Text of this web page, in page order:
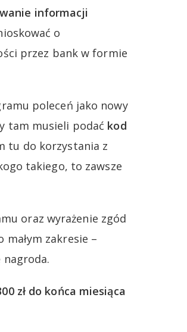
informacji
o
przez bank w formie
poleceń jako nowy
tam musieli podać kod
tu do korzystania z
takiego, to zawsze
oraz wyrażenie zgód
zakresie –
zł do końca miesiąca